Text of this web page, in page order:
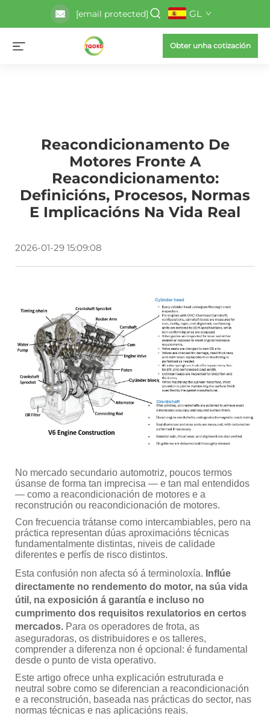
[email protected] GL
Obter unha cotización
Reacondicionamento De
Motores Fronte A
Reacondicionamento:
Definicións, Procesos, Normas
E Implicacións Na Vida Real
2026-01-29 15:09:08
No mercado secundario automotriz, poucos termos
úsanse de forma tan imprecisa — e tan mal entendidos
— como a reacondicionación de motores e a
reconstrución ou reacondicionación de motores.
Con frecuencia trátanse como intercambiables, pero na
práctica representan dúas aproximacións técnicas
fundamentalmente distintas, niveis de calidade
diferentes e perfís de risco distintos.
Esta confusión non afecta só á terminoloxía. Inflúe
directamente no rendemento do motor, na súa vida
útil, na exposición á garantía e incluso no
cumprimento dos requisitos rexulatorios en certos
mercados. Para os operadores de frota, as
aseguradoras, os distribuidores e os talleres,
comprender a diferenza non é opcional: é fundamental
desde o punto de vista operativo.
Este artigo ofrece unha explicación estruturada e
neutral sobre como se diferencian a reacondicionación
e a reconstrución, baseada nas prácticas do sector, nas
normas técnicas e nas aplicacións reais.